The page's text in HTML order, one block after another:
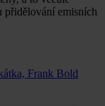
přidělování emisních
Frank Bold